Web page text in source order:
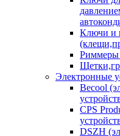
Ключи и
Риммеры
Электронные
Becool
CPS
DSZH